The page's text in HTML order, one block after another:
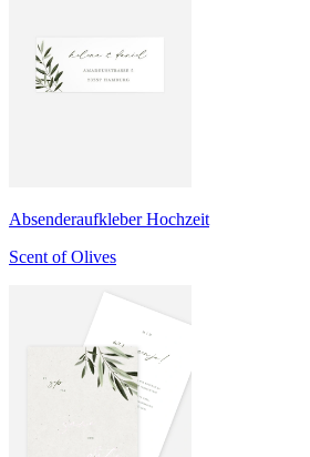
Absenderaufkleber Hochzeit
Scent of Olives